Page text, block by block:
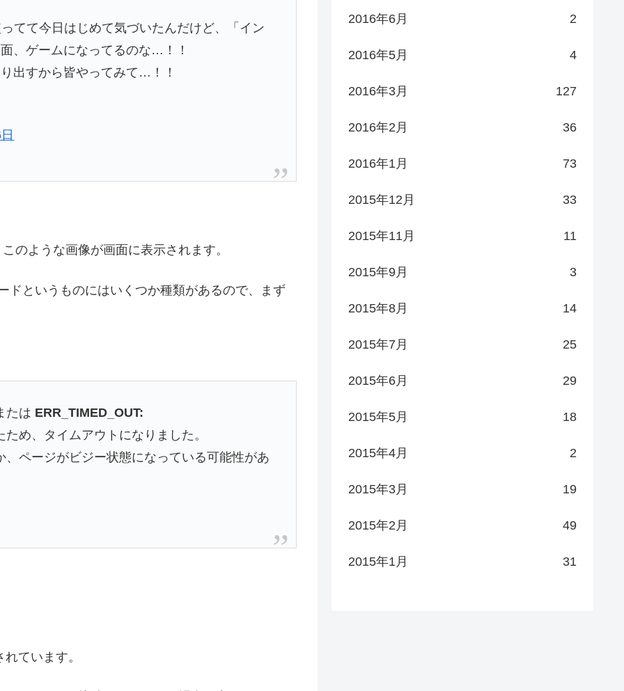
て今日はじめて気づいたんだけど、「イン
、ゲームになってるのな…！！
出すから皆やってみて…！！
のような画像が画面に表示されます。
ドというものにはいくつか種類があるので、まず
たは ERR_TIMED_OUT:
ため、タイムアウトになりました。
ページがビジー状態になっている可能性があ
ています。
2016年6月 2
2016年5月 4
2016年3月 127
2016年2月 36
2016年1月 73
2015年12月 33
2015年11月 11
2015年9月 3
2015年8月 14
2015年7月 25
2015年6月 29
2015年5月 18
2015年4月 2
2015年3月 19
2015年2月 49
2015年1月 31